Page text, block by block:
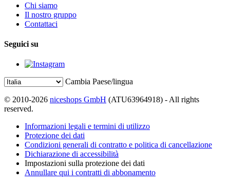
Chi siamo
Il nostro gruppo
Contattaci
Seguici su
Cambia Paese/lingua
© 2010-2026 niceshops GmbH (ATU63964918) - All rights
reserved.
Informazioni legali e termini di utilizzo
Protezione dei dati
Condizioni generali di contratto e politica di cancellazione
Dichiarazione di accessibilità
Impostazioni sulla protezione dei dati
Annullare qui i contratti di abbonamento